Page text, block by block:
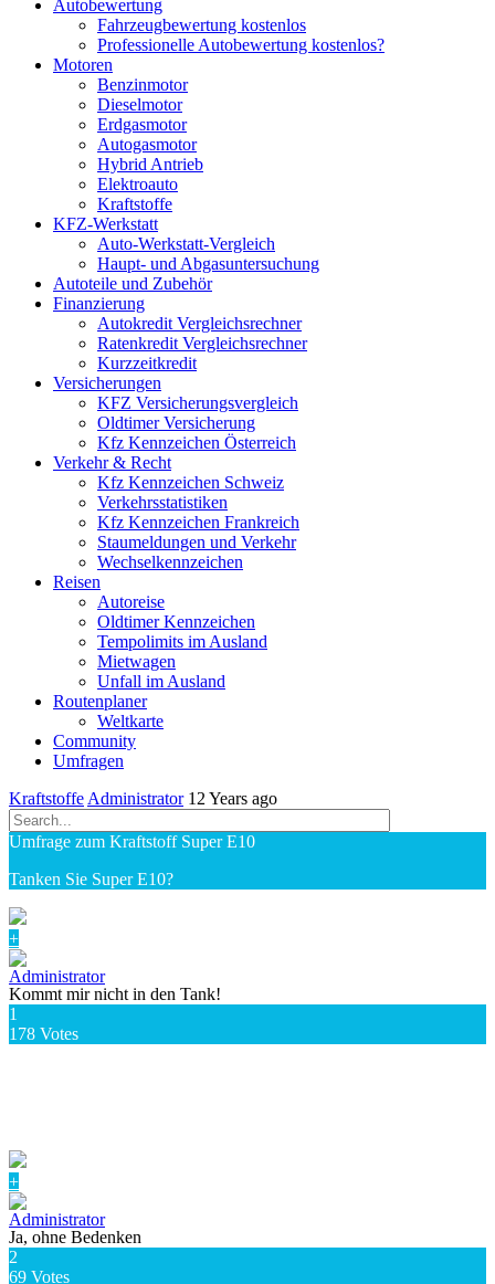
Autobewertung
Fahrzeugbewertung kostenlos
Professionelle Autobewertung kostenlos?
Motoren
Benzinmotor
Dieselmotor
Erdgasmotor
Autogasmotor
Hybrid Antrieb
Elektroauto
Kraftstoffe
KFZ-Werkstatt
Auto-Werkstatt-Vergleich
Haupt- und Abgasuntersuchung
Autoteile und Zubehör
Finanzierung
Autokredit Vergleichsrechner
Ratenkredit Vergleichsrechner
Kurzzeitkredit
Versicherungen
KFZ Versicherungsvergleich
Oldtimer Versicherung
Kfz Kennzeichen Österreich
Verkehr & Recht
Kfz Kennzeichen Schweiz
Verkehrsstatistiken
Kfz Kennzeichen Frankreich
Staumeldungen und Verkehr
Wechselkennzeichen
Reisen
Autoreise
Oldtimer Kennzeichen
Tempolimits im Ausland
Mietwagen
Unfall im Ausland
Routenplaner
Weltkarte
Community
Umfragen
Kraftstoffe Administrator 12 Years ago
Umfrage zum Kraftstoff Super E10
Tanken Sie Super E10?
+
Kommt mir nicht in den Tank!
1
178 Votes
+
Ja, ohne Bedenken
2
69 Votes